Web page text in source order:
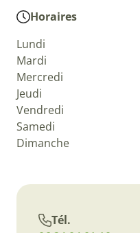
Horaires
Lundi
Mardi
Mercredi
Jeudi
Vendredi
Samedi
Dimanche
Tél.